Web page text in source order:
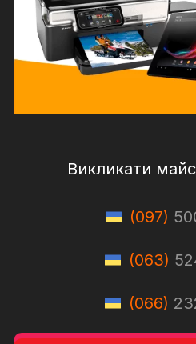
Викликати
(097)
(063)
(066)